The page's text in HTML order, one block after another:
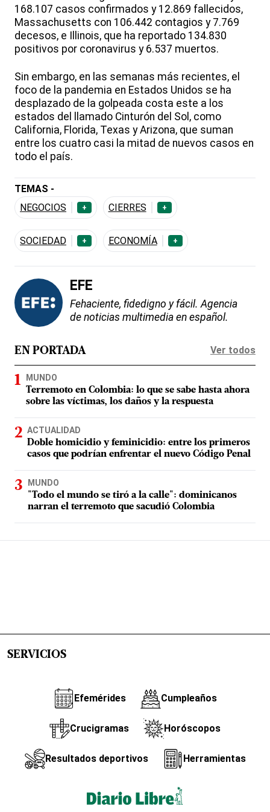
168.107 casos confirmados y 12.869 fallecidos,
Massachusetts con 106.442 contagios y 7.769
decesos, e Illinois, que ha reportado 134.830
positivos por coronavirus y 6.537 muertos.
Sin embargo, en las semanas más recientes, el
foco de la pandemia en Estados Unidos se ha
desplazado de la golpeada costa este a los
estados del llamado Cinturón del Sol, como
California, Florida, Texas y Arizona, que suman
entre los cuatro casi la mitad de nuevos casos en
todo el país.
TEMAS -
NEGOCIOS
+ CIERRES +
SOCIEDAD + ECONOMÍA +
EFE
Fehaciente, fidedigno y fácil. Agencia
de noticias multimedia en español.
EN PORTADA Ver todos
MUNDO
Terremoto en Colombia: lo que se sabe hasta ahora
sobre las víctimas, los daños y la respuesta
ACTUALIDAD
Doble homicidio y feminicidio: entre los primeros
casos que podrían enfrentar el nuevo Código Penal
MUNDO
"Todo el mundo se tiró a la calle": dominicanos
narran el terremoto que sacudió Colombia
SERVICIOS
Efemérides Cumpleaños
Crucigramas Horóscopos
Resultados deportivos Herramientas